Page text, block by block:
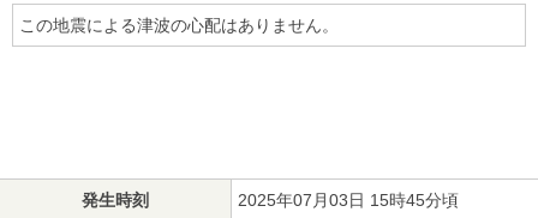
この地震による津波の心配はありません。
発生時刻 2025年07月03日 15時45分頃